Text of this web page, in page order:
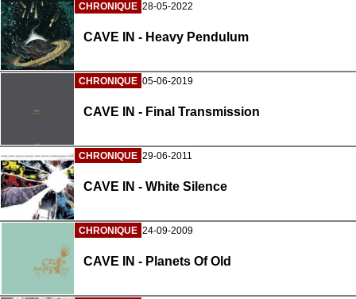
CHRONIQUE 28-05-2022
CAVE IN - Heavy Pendulum
CHRONIQUE 05-06-2019
CAVE IN - Final Transmission
CHRONIQUE 29-06-2011
CAVE IN - White Silence
CHRONIQUE 24-09-2009
CAVE IN - Planets Of Old